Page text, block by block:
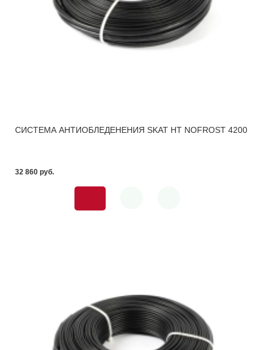
СИСТЕМА АНТИОБЛЕДЕНЕНИЯ SKAT HT NOFROST 4200
32 860 pуб.